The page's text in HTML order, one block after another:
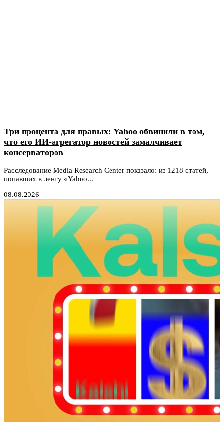
Три процента для правых: Yahoo обвинили в том,
что его ИИ-агрегатор новостей замалчивает
консерваторов
Расследование Media Research Center показало: из 1218 статей,
попавших в ленту «Yahoo...
08.08.2026